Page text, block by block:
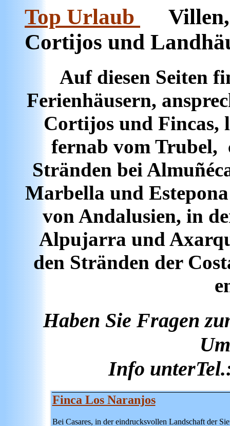
Top Urlaub
Cortijos und
Auf diesen Seiten
Ferienhäusern,
Cortijos und Fincas,
fernab vom Trubel,
Stränden bei
Marbella und
von Andalusien, in
Alpujarra und
den Stränden der
Haben Sie Fragen
Info
Finca Los Naranjos
Bei Casares, in der eindrucksvollen Landschaft der